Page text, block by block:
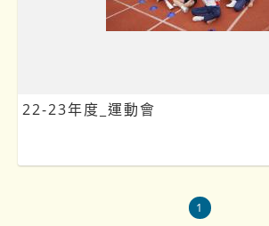
22-23年度_運動會
1